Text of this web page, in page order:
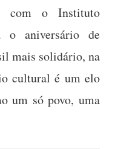
com o Instituto
o aniversário de
mais solidário, na
cultural é um elo
um só povo, uma